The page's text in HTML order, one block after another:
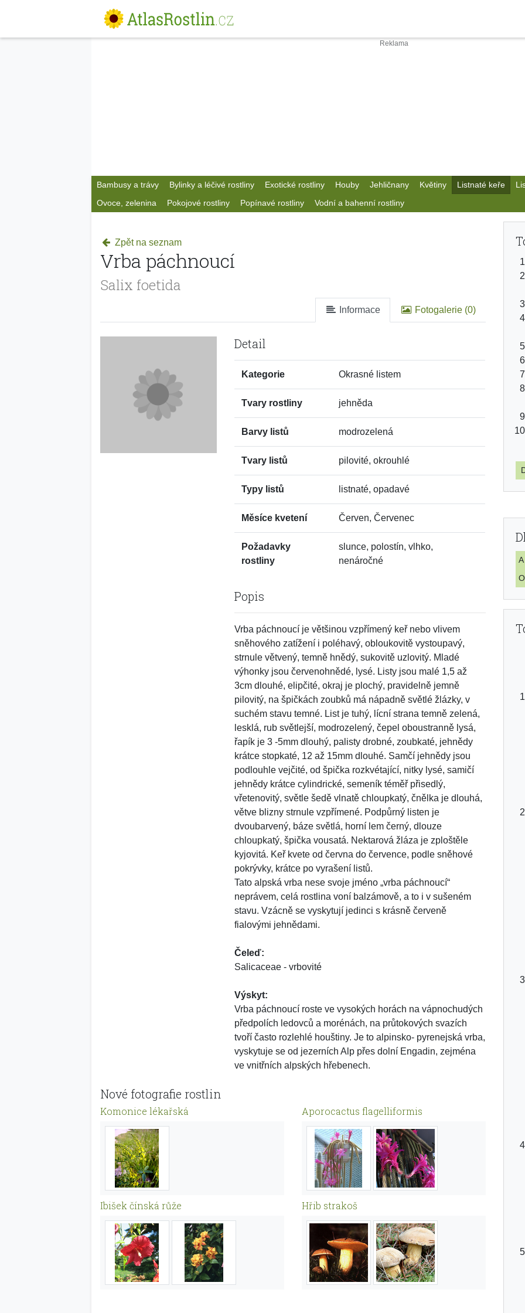
Bambusy a trávy Bylinky a léčivé rostliny Exotické rostliny Houby Jehličnany Květiny Listnaté keře
Ovoce, zelenina
Pokojové rostliny Popínavé rostliny Vodní a bahenní rostliny
Zpět na seznam
Vrba páchnoucí
Salix foetida
Informace Fotogalerie (0)
Detail
Kategorie Okrasné listem
Tvary rostliny jehněda
Barvy listů modrozelená
Tvary listů pilovité, okrouhlé
Typy listů listnaté, opadavé
Měsíce kvetení Červen, Červenec
Požadavky
rostliny
slunce, polostín, vlhko,
nenáročné
Popis
Vrba páchnoucí je většinou vzpřímený keř nebo vlivem
sněhového zatížení i poléhavý, obloukovitě vystoupavý,
strnule větvený, temně hnědý, sukovitě uzlovitý. Mladé
výhonky jsou červenohnědé, lysé. Listy jsou malé 1,5 až
3cm dlouhé, elipčité, okraj je plochý, pravidelně jemně
pilovitý, na špičkách zoubků má nápadně světlé žlázky, v
suchém stavu temné. List je tuhý, lícní strana temně zelená,
lesklá, rub světlejší, modrozelený, čepel oboustranně lysá,
řapík je 3 -5mm dlouhý, palisty drobné, zoubkaté, jehnědy
krátce stopkaté, 12 až 15mm dlouhé. Samčí jehnědy jsou
podlouhle vejčité, od špička rozkvétající, nitky lysé, samičí
jehnědy krátce cylindrické, semeník téměř přisedlý,
vřetenovitý, světle šedě vlnatě chloupkatý, čnělka je dlouhá,
větve blizny strnule vzpřímené. Podpůrný listen je
dvoubarvený, báze světlá, horní lem černý, dlouze
chloupkatý, špička vousatá. Nektarová žláza je zploštěle
kyjovitá. Keř kvete od června do července, podle sněhové
pokrývky, krátce po vyrašení listů.
Tato alpská vrba nese svoje jméno „vrba páchnoucí“
neprávem, celá rostlina voní balzámově, a to i v sušeném
stavu. Vzácně se vyskytují jedinci s krásně červeně
fialovými jehnědami.
Čeleď:
Salicaceae - vrbovité
Výskyt:
Vrba páchnoucí roste ve vysokých horách na vápnochudých
předpolích ledovců a morénách, na průtokových svazích
tvoří často rozlehlé houštiny. Je to alpinsko- pyrenejská vrba,
vyskytuje se od jezerních Alp přes dolní Engadin, zejména
ve vnitřních alpských hřebenech.
Nové fotografie rostlin
Komonice lékařská Aporocactus flagelliformis
Ibišek čínská růže Hřib strakoš
A
O